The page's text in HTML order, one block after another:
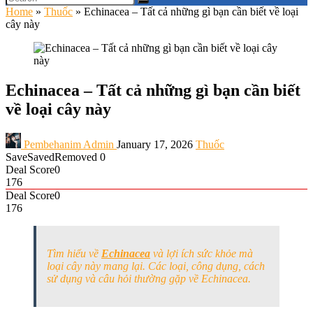
Home » Thuốc » Echinacea – Tất cả những gì bạn cần biết về loại
cây này
Echinacea – Tất cả những gì bạn cần biết
về loại cây này
Pembehanim Admin January 17, 2026 Thuốc
SaveSavedRemoved 0
Deal Score0
176
Deal Score0
176
Tìm hiểu về Echinacea và lợi ích sức khỏe mà
loại cây này mang lại. Các loại, công dụng, cách
sử dụng và câu hỏi thường gặp về Echinacea.